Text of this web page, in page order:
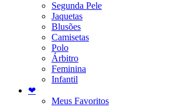
Segunda Pele
Jaquetas
Blusões
Camisetas
Polo
Árbitro
Feminina
Infantil
❤
Meus Favoritos